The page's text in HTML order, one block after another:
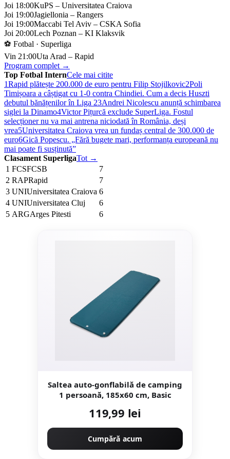
Joi 18:00KuPS – Universitatea Craiova
Joi 19:00Jagiellonia – Rangers
Joi 19:00Maccabi Tel Aviv – CSKA Sofia
Joi 20:00Lech Poznan – KI Klaksvik
⚽ Fotbal · Superliga
Vin 21:00Uta Arad – Rapid
Program complet →
Top Fotbal InternCele mai citite
1Rapid plătește 200.000 de euro pentru Filip Stojilkovic2Poli
Timișoara a câștigat cu 1-0 contra Chindiei. Cum a decis Huszti
debutul bănățenilor în Liga 23Andrei Nicolescu anunță schimbarea
siglei la Dinamo4Victor Pițurcă exclude SuperLiga. Fostul
selecționer nu va mai antrena niciodată în România, deși
vrea5Universitatea Craiova vrea un fundaș central de 300.000 de
euro6Gică Popescu. „Fără bugete mari, performanța europeană nu
mai poate fi susținută”
Clasament SuperligaTot →
1 FCSFCSB
7
2 RAPRapid
7
3 UNIUniversitatea Craiova 6
4 UNIUniversitatea Cluj
6
5 ARGArges Pitesti 6
Saltea auto-gonflabilă de camping
1 persoană, 185x60 cm, Basic
119,99 lei
Cumpără acum